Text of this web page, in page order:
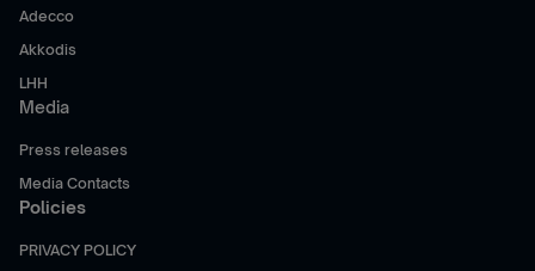
Adecco
Akkodis
LHH
Media
Press releases
Media Contacts
Policies
PRIVACY POLICY